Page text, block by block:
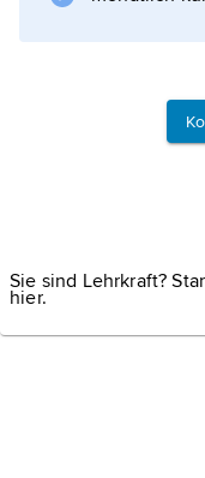
Erkrankungen
Enzephalitis).
Sie sind Lehrkraft?
hier.